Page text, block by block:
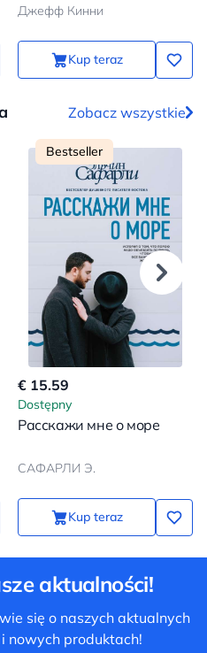
Джефф Кинни
Kup teraz
Zobacz wszystkie
Bestseller
€ 15.59
Dostępny
Расскажи мне о море
САФАРЛИ Э.
Kup teraz
aktualności!
się o naszych aktualnych
nowych produktach!